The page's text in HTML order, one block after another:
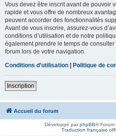
Vous devez être inscrit avant de pouvoir
rapide et vous offre de nombreux
peuvent accorder des fonctionnalités
Avant de vous inscrire, assurez-vous
conditions d’utilisation et de notre
également prendre le temps de
forum lors de votre navigation.
Conditions d’utilisation | Politique de
Inscription
Accueil du forum
Développé parphpBB® Forum
Traduction française